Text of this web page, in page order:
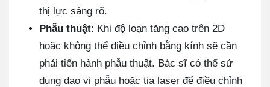
thị lực sáng rõ.
Phẫu thuật: Khi độ loạn tăng cao trên 2D
hoặc không thể điều chỉnh bằng kính sẽ cần
phải tiến hành phẫu thuật. Bác sĩ có thể sử
dụng dao vi phẫu hoặc tia laser để điều chỉnh